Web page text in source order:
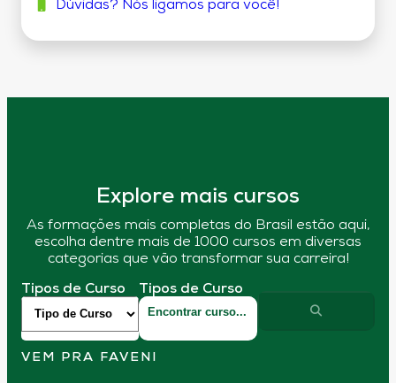
Dúvidas? Nós ligamos para você!
Explore mais cursos
As formações mais completas do Brasil estão aqui,
escolha dentre mais de 1000 cursos em diversas
categorias que vão transformar sua carreira!
Tipos de Curso Tipos de Curso
VEM PRA FAVENI